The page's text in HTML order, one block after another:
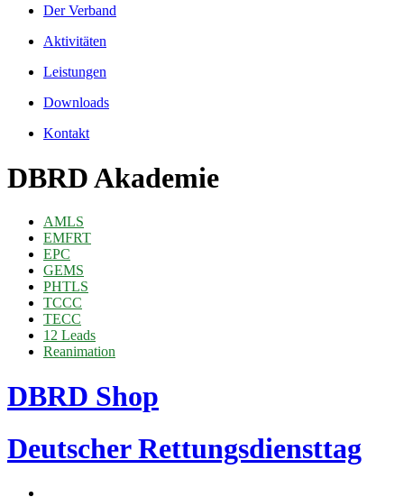
Der Verband
Aktivitäten
Leistungen
Downloads
Kontakt
DBRD Akademie
AMLS
EMFRT
EPC
GEMS
PHTLS
TCCC
TECC
12 Leads
Reanimation
DBRD Shop
Deutscher Rettungsdiensttag